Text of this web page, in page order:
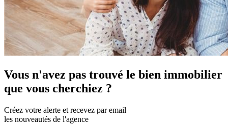
Vous n'avez pas trouvé le bien immobilier
que vous cherchiez ?
Créez votre alerte et recevez par email
les nouveautés de l'agence